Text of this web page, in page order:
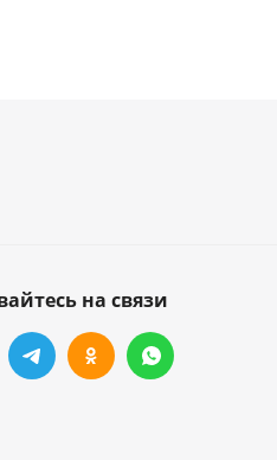
на связи